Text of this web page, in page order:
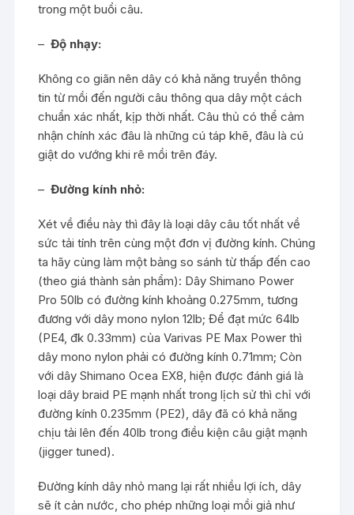
trong một buổi câu.
–Độ nhạy:
Không co giãn nên dây có khả năng truyền thông
tin từ mồi đến người câu thông qua dây một cách
chuẩn xác nhất, kịp thời nhất. Câu thủ có thể cảm
nhận chính xác đâu là những cú táp khẽ, đâu là cú
giật do vướng khi rê mồi trên đáy.
–Đường kính nhỏ:
Xét về điều này thì đây là loại dây câu tốt nhất về
sức tải tính trên cùng một đơn vị đường kính. Chúng
ta hãy cùng làm một bảng so sánh từ thấp đến cao
(theo giá thành sản phẩm): Dây Shimano Power
Pro 50lb có đường kính khoảng 0.275mm, tương
đương với dây mono nylon 12lb; Để đạt mức 64lb
(PE4, đk 0.33mm) của Varivas PE Max Power thì
dây mono nylon phải có đường kính 0.71mm; Còn
với dây Shimano Ocea EX8, hiện được đánh giá là
loại dây braid PE mạnh nhất trong lịch sử thì chỉ với
đường kính 0.235mm (PE2), dây đã có khả năng
chịu tải lên đến 40lb trong điều kiện câu giật mạnh
(jigger tuned).
Đường kính dây nhỏ mang lại rất nhiều lợi ích, dây
sẽ ít cản nước, cho phép những loại mồi giả như